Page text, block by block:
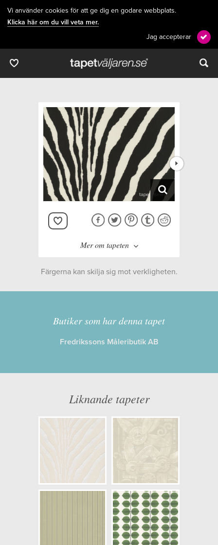
Vi använder cookies för att ge dig en godare webbplats.
Klicka här om du vill veta mer.
Jag accepterar
Mer om tapeten
Tillverkare: Ralph Lauren
Information
Egenskaper: Limma på väggen
Opacitet: Låg
Längd x Bredd: 10,00 x 0,52
Mönsterhöjd: 0,53
Artikelnummer: PRL5017 04
NCS Bottenkulör: S0502-Y
Färg: Vitaktig, Svartaktig
Mönster: Randig, Djurimitation
Struktur: Slät, Velor/Flock
Färgerna kan skilja sig mot verkligheten.
Butiker som har denna tapet
Fredrikssons Måleributik AB
Liknande tapeter